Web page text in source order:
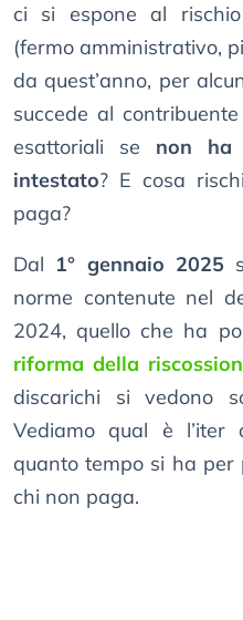
ci si espone al
(fermo amministrativo,
da quest’anno, per
succede al
esattoriali se non ha
intestato? E cosa
paga?
Dal 1° gennaio 2025
norme contenute nel
2024, quello che ha
riforma della
discarichi si vedono
Vediamo qual è l’iter
quanto tempo si ha per
chi non paga.